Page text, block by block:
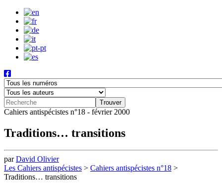
Cahiers antispécistes n°18 - février 2000
Traditions… transitions
parDavid Olivier
Les Cahiers antispécistes > Cahiers antispécistes n°18 >
Traditions… transitions